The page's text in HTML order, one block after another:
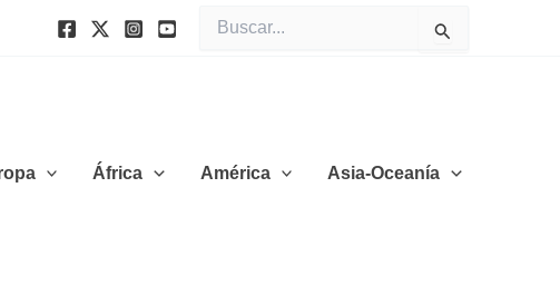
por:
África América Asia-Oceanía